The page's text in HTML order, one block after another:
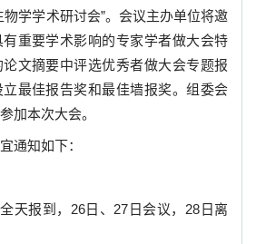
物学学术研讨会”。会议主办单位将邀
重要学术影响的专家学者做大会特
文摘要中评选优秀者做大会专题报
最佳报告奖和最佳墙报奖。组委会
加本次大会。
通知如下：
天报到， 26日 、 27 日会议， 28日离